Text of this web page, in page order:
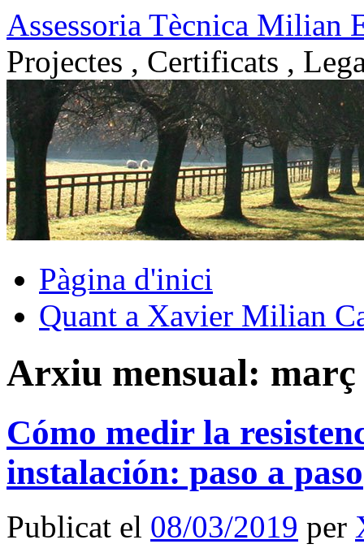
Vés
al
contingut
Assessoria Tècnica Milian
Projectes , Certificats ,
Pàgina d'inici
Quant a Xavier Milian
Arxiu mensual: març
Cómo medir la
instalación: paso a paso
Publicat el 08/03/2019 per